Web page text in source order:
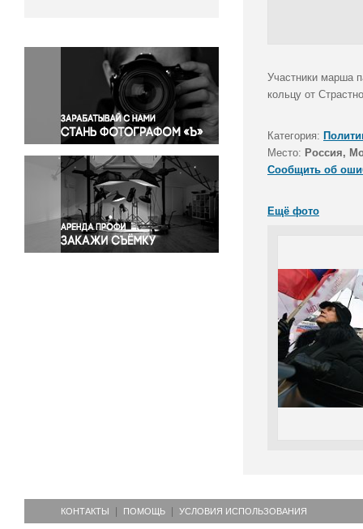
Окружающая среда
Политика
Правосудие
Происшествия и конфликты
Религия
Светская жизнь
Спорт
Экология
Экономика и бизнес
Участники марша
кольцу от
Категория:
Место: Россия,
Сообщить об
Ещё фото
КОНТАКТЫ ПОМОЩЬ УСЛОВИЯ ИСПОЛЬЗОВАНИЯ